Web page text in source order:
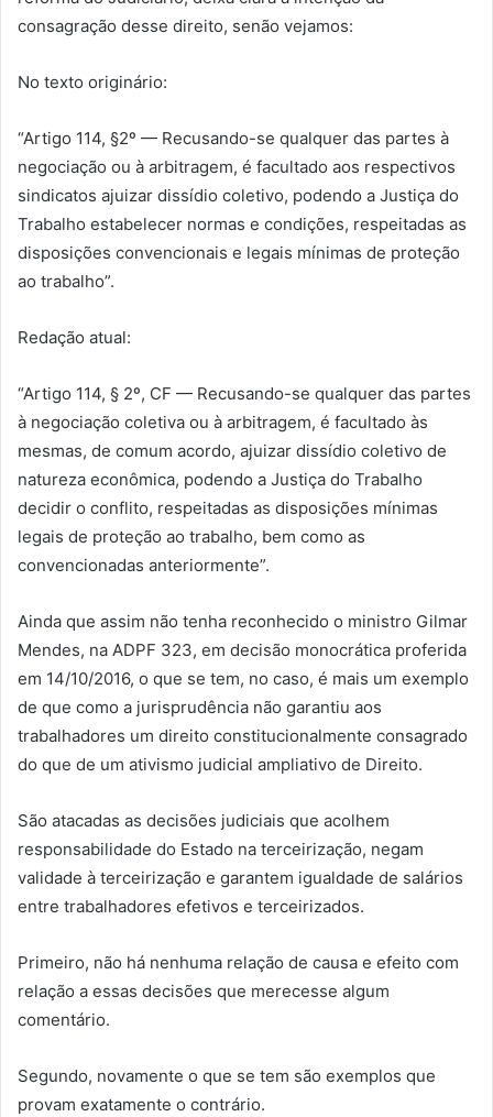
consagração desse direito, senão vejamos:
No texto originário:
“Artigo 114, §2º — Recusando-se qualquer das partes à
negociação ou à arbitragem, é facultado aos respectivos
sindicatos ajuizar dissídio coletivo, podendo a Justiça do
Trabalho estabelecer normas e condições, respeitadas as
disposições convencionais e legais mínimas de proteção
ao trabalho”.
Redação atual:
“Artigo 114, § 2º, CF — Recusando-se qualquer das partes
à negociação coletiva ou à arbitragem, é facultado às
mesmas, de comum acordo, ajuizar dissídio coletivo de
natureza econômica, podendo a Justiça do Trabalho
decidir o conflito, respeitadas as disposições mínimas
legais de proteção ao trabalho, bem como as
convencionadas anteriormente”.
Ainda que assim não tenha reconhecido o ministro Gilmar
Mendes, na ADPF 323, em decisão monocrática proferida
em 14/10/2016, o que se tem, no caso, é mais um exemplo
de que como a jurisprudência não garantiu aos
trabalhadores um direito constitucionalmente consagrado
do que de um ativismo judicial ampliativo de Direito.
São atacadas as decisões judiciais que acolhem
responsabilidade do Estado na terceirização, negam
validade à terceirização e garantem igualdade de salários
entre trabalhadores efetivos e terceirizados.
Primeiro, não há nenhuma relação de causa e efeito com
relação a essas decisões que merecesse algum
comentário.
Segundo, novamente o que se tem são exemplos que
provam exatamente o contrário.